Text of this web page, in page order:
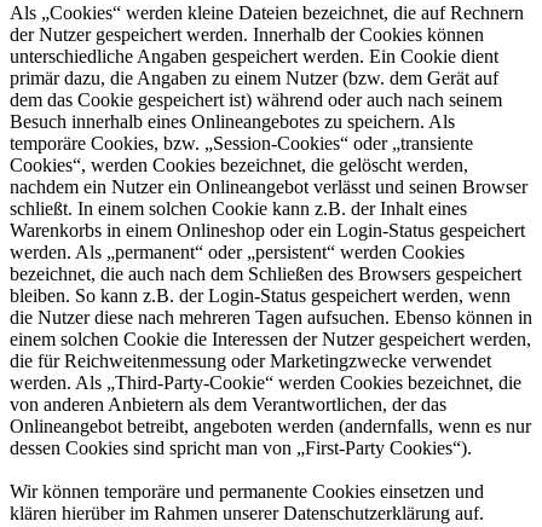
Als „Cookies“ werden kleine Dateien bezeichnet, die auf Rechnern
der Nutzer gespeichert werden. Innerhalb der Cookies können
unterschiedliche Angaben gespeichert werden. Ein Cookie dient
primär dazu, die Angaben zu einem Nutzer (bzw. dem Gerät auf
dem das Cookie gespeichert ist) während oder auch nach seinem
Besuch innerhalb eines Onlineangebotes zu speichern. Als
temporäre Cookies, bzw. „Session-Cookies“ oder „transiente
Cookies“, werden Cookies bezeichnet, die gelöscht werden,
nachdem ein Nutzer ein Onlineangebot verlässt und seinen Browser
schließt. In einem solchen Cookie kann z.B. der Inhalt eines
Warenkorbs in einem Onlineshop oder ein Login-Status gespeichert
werden. Als „permanent“ oder „persistent“ werden Cookies
bezeichnet, die auch nach dem Schließen des Browsers gespeichert
bleiben. So kann z.B. der Login-Status gespeichert werden, wenn
die Nutzer diese nach mehreren Tagen aufsuchen. Ebenso können in
einem solchen Cookie die Interessen der Nutzer gespeichert werden,
die für Reichweitenmessung oder Marketingzwecke verwendet
werden. Als „Third-Party-Cookie“ werden Cookies bezeichnet, die
von anderen Anbietern als dem Verantwortlichen, der das
Onlineangebot betreibt, angeboten werden (andernfalls, wenn es nur
dessen Cookies sind spricht man von „First-Party Cookies“).
Wir können temporäre und permanente Cookies einsetzen und
klären hierüber im Rahmen unserer Datenschutzerklärung auf.